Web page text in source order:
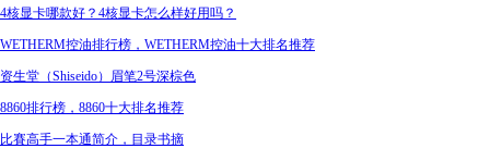
4核显卡哪款好？4核显卡怎么样好用吗？
WETHERM控油排行榜，WETHERM控油十大排名推荐
资生堂（Shiseido）眉笔2号深棕色
8860排行榜，8860十大排名推荐
比賽高手一本通简介，目录书摘